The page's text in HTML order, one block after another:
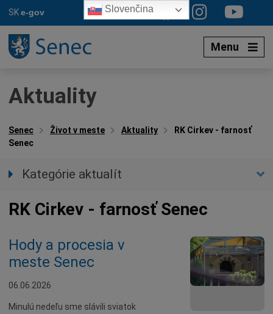
SKe-gov
Menu
Aktuality
Senec Život v meste Aktuality
RK Cirkev - farnosť
Senec
Kategórie aktualít
Spravodajstvo
Kultúra
Ocenenia
Dotácie
Údržba
RK Cirkev - farnosť Senec
Hody a procesia v
meste Senec
06.06.2026
Minulú nedeľu sme slávili sviatok
Slovenčina